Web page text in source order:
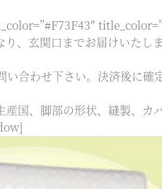
、玄関口までお届けいたし
合わせ下さい。決済後に確
国、脚部の形状、縫製、カバ